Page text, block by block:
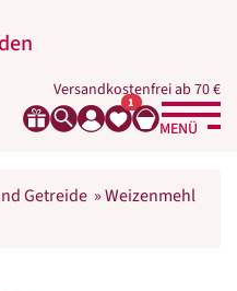
Versandkostenfrei ab 70 €
1
MENÜ
Getreide »Weizenmehl